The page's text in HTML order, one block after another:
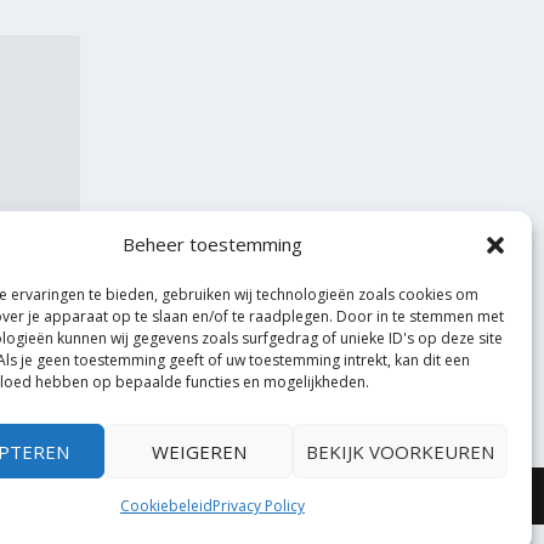
Beheer toestemming
ervaringen te bieden, gebruiken wij technologieën zoals cookies om
je apparaat op te slaan en/of te raadplegen. Door in te stemmen met
kunnen wij gegevens zoals surfgedrag of unieke ID's op deze site
je geen toestemming geeft of uw toestemming intrekt, kan dit een
hebben op bepaalde functies en mogelijkheden.
WEIGEREN BEKIJK VOORKEUREN
CookiebeleidPrivacy Policy